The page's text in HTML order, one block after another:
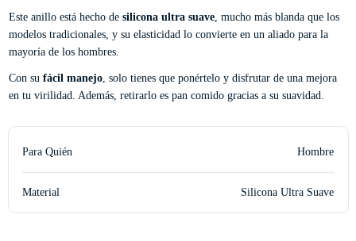
Este anillo está hecho de silicona ultra suave, mucho más blanda que los
modelos tradicionales, y su elasticidad lo convierte en un aliado para la
mayoría de los hombres.
Con su fácil manejo, solo tienes que ponértelo y disfrutar de una mejora
en tu virilidad. Además, retirarlo es pan comido gracias a su suavidad.
Para Quién Hombre
Material Silicona Ultra Suave